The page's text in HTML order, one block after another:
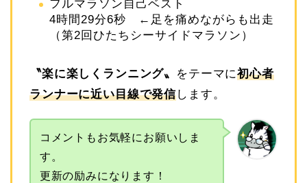
フルマラソン自己ベスト
4時間29分6秒 ←足を痛めながらも出走
（第2回ひたちシーサイドマラソン）
〝楽に楽しくランニング〟 をテーマに初心者
ランナーに近い目線で発信します。
コメントもお気軽にお願いしま
す。
更新の励みになります！